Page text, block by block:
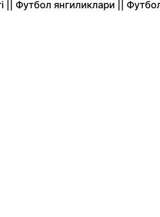
Футбол янгиликлари ||